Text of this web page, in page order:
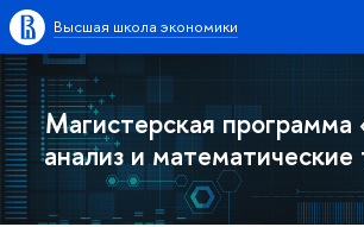
Высшая школа экономики
Магистерская
анализ и математические